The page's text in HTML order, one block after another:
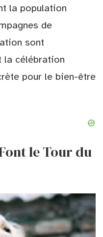
la population
de
sont
la célébration
pour le bien-être
le Tour du